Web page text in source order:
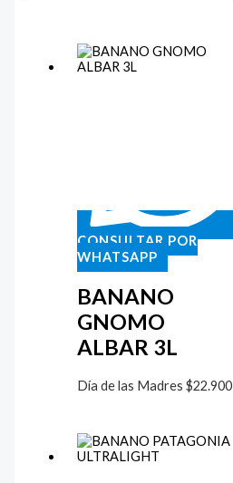
CONSULTAR POR
WHATSAPP
BANANO
GNOMO
ALBAR 3L
Día de las Madres$22.900